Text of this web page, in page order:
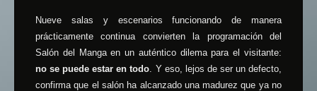
Nueve salas y escenarios funcionando de manera
prácticamente continua convierten la programación del
Salón del Manga en un auténtico dilema para el visitante:
no se puede estar en todo. Y eso, lejos de ser un defecto,
confirma que el salón ha alcanzado una madurez que ya no